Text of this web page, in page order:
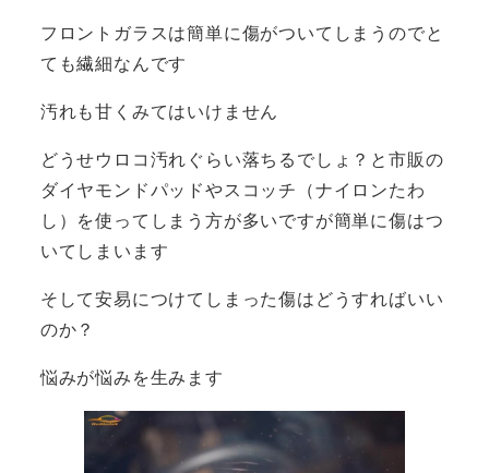
フロントガラスは簡単に傷がついてしまうのでと
ても繊細なんです
汚れも甘くみてはいけません
どうせウロコ汚れぐらい落ちるでしょ？と市販の
ダイヤモンドパッドやスコッチ（ナイロンたわ
し）を使ってしまう方が多いですが簡単に傷はつ
いてしまいます
そして安易につけてしまった傷はどうすればいい
のか？
悩みが悩みを生みます